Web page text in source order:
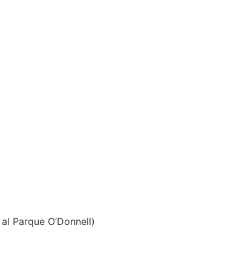
Parque O’Donnell)